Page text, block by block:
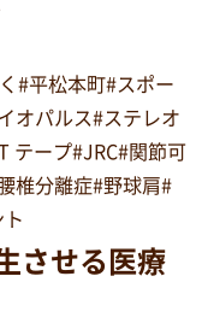
#平松本町#スポー
オパルス#ステレオ
テープ#JRC#関節可
椎分離症#野球肩#
させる医療